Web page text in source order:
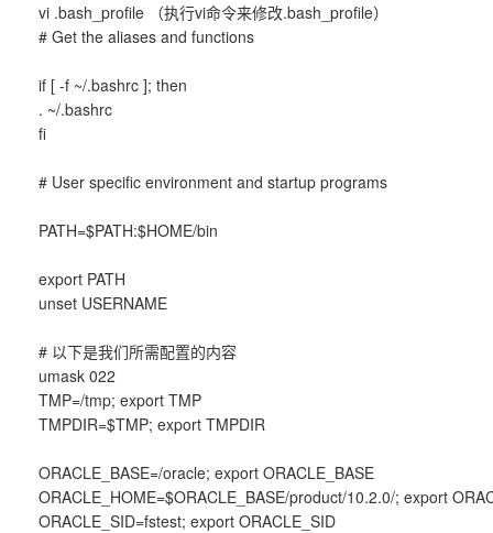
vi .bash_profile （执行vi命令来修改.bash_profile）
# Get the aliases and functions
if [ -f ~/.bashrc ]; then
. ~/.bashrc
fi
# User specific environment and startup programs
PATH=$PATH:$HOME/bin
export PATH
unset USERNAME
# 以下是我们所需配置的内容
umask 022
TMP=/tmp; export TMP
TMPDIR=$TMP; export TMPDIR
ORACLE_BASE=/oracle; export ORACLE_BASE
ORACLE_HOME=$ORACLE_BASE/product/10.2.0/; export
ORACLE_SID=fstest; export ORACLE_SID